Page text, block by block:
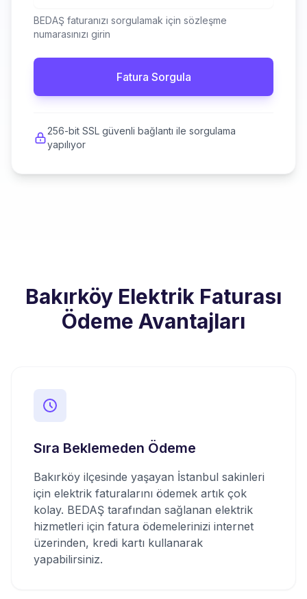
BEDAŞ faturanızı sorgulamak için sözleşme
numarasınızı girin
Fatura Sorgula
256-bit SSL güvenli bağlantı ile sorgulama
yapılıyor
Bakırköy Elektrik Faturası
Ödeme Avantajları
Sıra Beklemeden Ödeme
Bakırköy ilçesinde yaşayan İstanbul sakinleri
için elektrik faturalarını ödemek artık çok
kolay. BEDAŞ tarafından sağlanan elektrik
hizmetleri için fatura ödemelerinizi internet
üzerinden, kredi kartı kullanarak
yapabilirsiniz.